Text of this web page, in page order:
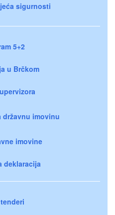
sigurnosti
5+2
u Brčkom
državnu imovinu
imovine
deklaracija